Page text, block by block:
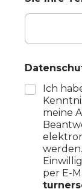
Ich
meine
per E-